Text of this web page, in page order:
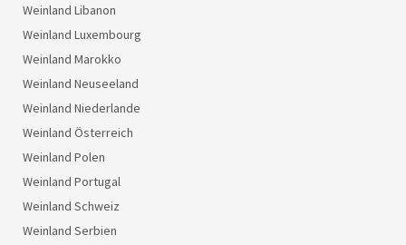
Weinland Libanon
Weinland Luxembourg
Weinland Marokko
Weinland Neuseeland
Weinland Niederlande
Weinland Österreich
Weinland Polen
Weinland Portugal
Weinland Schweiz
Weinland Serbien